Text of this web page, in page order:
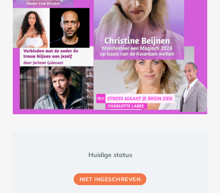
Huidige status
NIET INGESCHREVEN